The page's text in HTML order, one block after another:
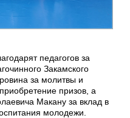
педагогов за
Закамского
за молитвы и
призов, а
Макану за вклад в
молодежи.